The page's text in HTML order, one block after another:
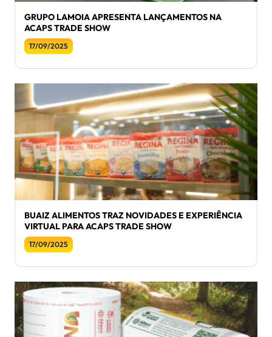
GRUPO LAMOIA APRESENTA LANÇAMENTOS NA
ACAPS TRADE SHOW
17/09/2025
BUAIZ ALIMENTOS TRAZ NOVIDADES E EXPERIÊNCIA
VIRTUAL PARA ACAPS TRADE SHOW
17/09/2025